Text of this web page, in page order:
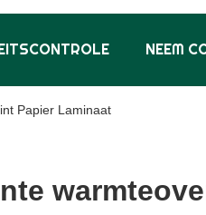
NEEM
Papier Laminaat